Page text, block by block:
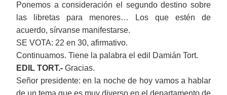
Ponemos a consideración el segundo destino sobre
las libretas para menores… Los que estén de
acuerdo, sírvanse manifestarse.
SE VOTA: 22 en 30, afirmativo.
Continuamos. Tiene la palabra el edil Damián Tort.
EDIL TORT.- Gracias.
Señor presidente: en la noche de hoy vamos a hablar